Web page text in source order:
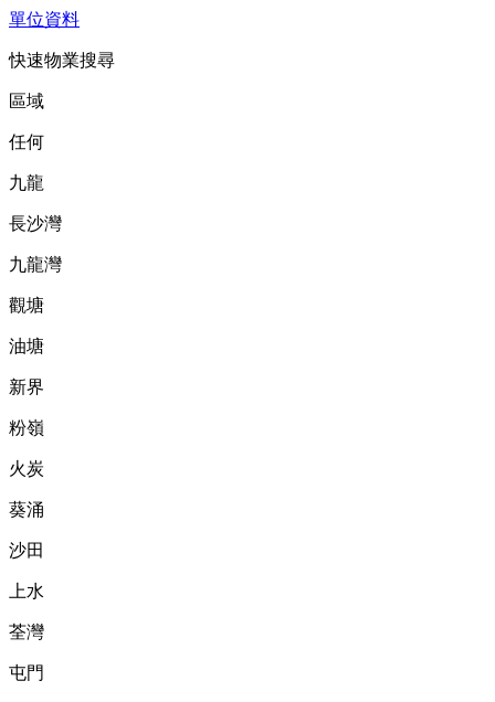
單位資料
快速物業搜尋
區域
任何
九龍
長沙灣
九龍灣
觀塘
油塘
新界
粉嶺
火炭
葵涌
沙田
上水
荃灣
屯門